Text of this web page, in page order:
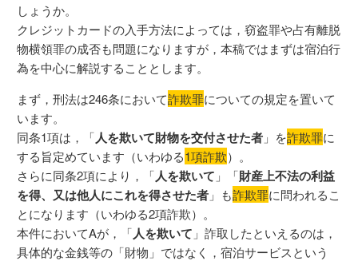
しょうか。
クレジットカードの入手方法によっては，窃盗罪や占有離脱
物横領罪の成否も問題になりますが，本稿ではまずは宿泊行
為を中心に解説することとします。
まず，刑法は246条において詐欺罪についての規定を置いて
います。
同条1項は，「人を欺いて財物を交付させた者 」を詐欺罪に
する旨定めています（いわゆる1項詐欺）。
さらに同条2項により，「人を欺いて 」「財産上不法の利益
を得、又は他人にこれを得させた者 」も詐欺罪に問われるこ
とになります（いわゆる2項詐欺）。
本件においてAが，「人を欺いて 」詐取したといえるのは，
具体的な金銭等の「財物」ではなく，宿泊サービスという